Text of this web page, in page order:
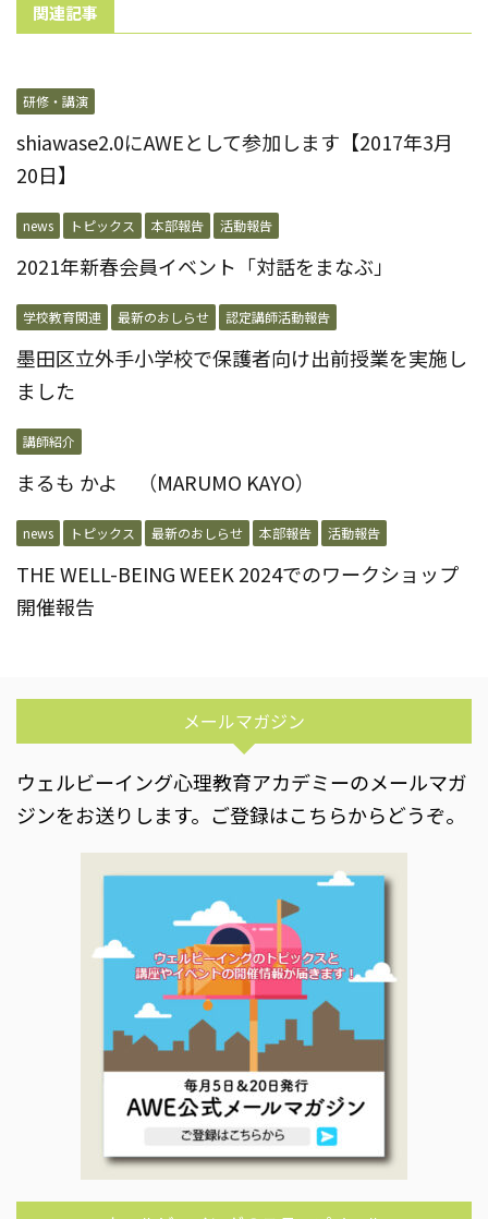
関連記事
研修・講演
shiawase2.0にAWEとして参加します【2017年3月
20日】
news トピックス 本部報告 活動報告
2021年新春会員イベント「対話をまなぶ」
学校教育関連 最新のおしらせ 認定講師活動報告
墨田区立外手小学校で保護者向け出前授業を実施し
ました
講師紹介
まるも かよ （MARUMO KAYO）
news トピックス 最新のおしらせ 本部報告 活動報告
THE WELL-BEING WEEK 2024でのワークショップ
開催報告
メールマガジン
ウェルビーイング心理教育アカデミーのメールマガ
ジンをお送りします。ご登録はこちらからどうぞ。